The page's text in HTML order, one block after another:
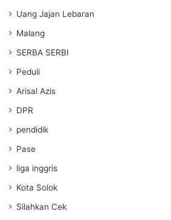
Uang Jajan Lebaran
Malang
SERBA SERBI
Peduli
Arisal Azis
DPR
pendidik
Pase
liga inggris
Kota Solok
Silahkan Cek